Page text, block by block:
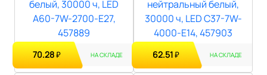
70.28₽ НА СКЛАДЕ 62.51₽ НА СКЛАДЕ